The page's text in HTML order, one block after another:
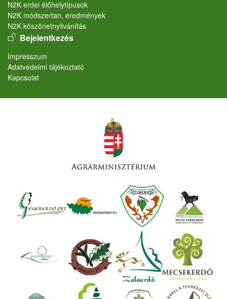
N2K erdei élőhelytípusok
N2K módszertan, eredmények
N2K köszönetnyilvánítás
User account menu
Bejelentkezés
Lábléc
Impresszum
Adatvédelmi tájékoztató
Kapcsolat